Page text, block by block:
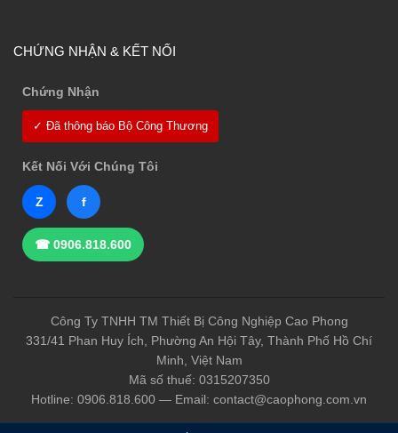
CHỨNG NHẬN & KẾT NỐI
Chứng Nhận
✓ Đã thông báo Bộ Công Thương
Kết Nối Với Chúng Tôi
Z f
☎ 0906.818.600
Công Ty TNHH TM Thiết Bị Công Nghiệp Cao Phong
331/41 Phan Huy Ích, Phường An Hội Tây, Thành Phố Hồ Chí
Minh, Việt Nam
Mã số thuế: 0315207350
Hotline: 0906.818.600 — Email: contact@caophong.com.vn